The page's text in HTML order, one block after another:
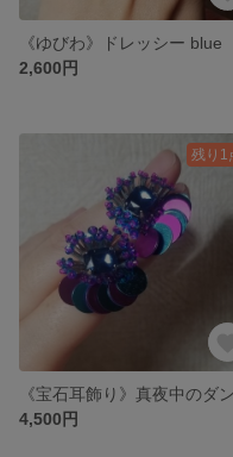
《ゆびわ》ドレッシー blue
2,600円
残り1
《宝石耳飾り》真夜中のダ
4,500円